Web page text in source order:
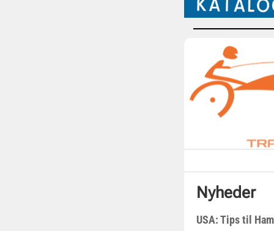
Nyheder
USA: Tips til